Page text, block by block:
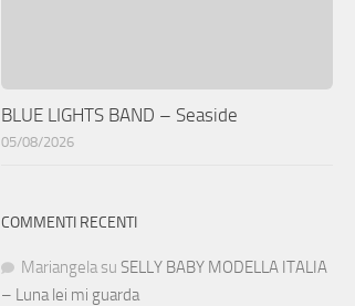
BLUE LIGHTS BAND – Seaside
05/08/2026
COMMENTI RECENTI
Mariangela su SELLY BABY MODELLA ITALIA
– Luna lei mi guarda